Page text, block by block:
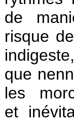
de
risque
que
les
et